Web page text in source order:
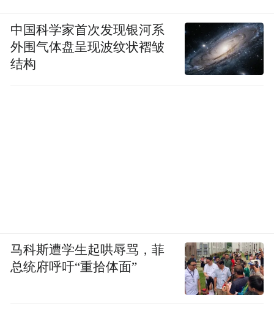
中国科学家首次发现银河系
外围气体盘呈现波纹状褶皱
结构
马科斯遭学生起哄辱骂，菲
总统府呼吁“重拾体面”